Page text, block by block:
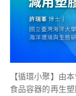
【循環小聚】由
食品容器的再生